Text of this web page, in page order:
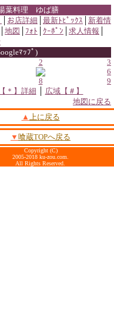
葉料理 ゆば膳
お店詳細 最新ﾄﾋﾟｯｸｽ
新着情
地図 ﾌｫﾄ ｸｰﾎﾟﾝ 求人情報
ﾏｯﾌﾟ)
2
3
6
8
9
【＊】詳細
広域【＃】
地図に戻る
▲ 上に戻る
▼ 喰蔵TOPへ戻る
Copyright (C)
2005-2018 ku-zou.com.
All Rights Reserved.